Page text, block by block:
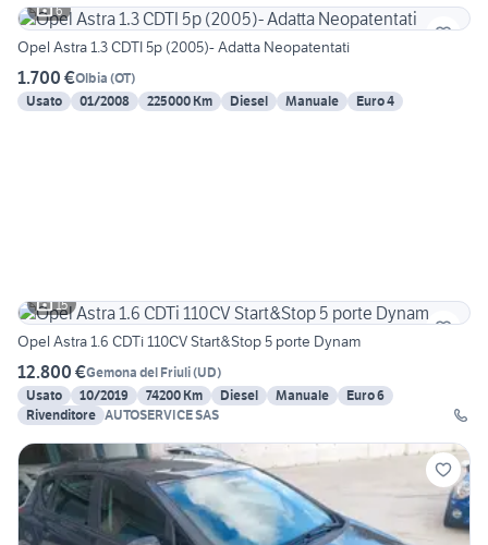
6
Opel Astra 1.3 CDTI 5p (2005)- Adatta Neopatentati
1.700 €Olbia (OT)
Usato
01/2008 225000 Km Diesel Manuale Euro 4
15
Opel Astra 1.6 CDTi 110CV Start&Stop 5 porte Dynam
12.800 €Gemona del Friuli(UD)
Usato
10/2019 74200 Km Diesel Manuale
Euro 6
Rivenditore AUTOSERVICE SAS